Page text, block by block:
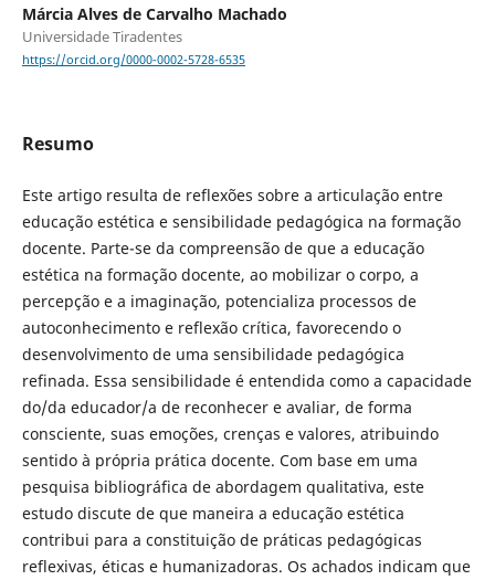
Márcia Alves de Carvalho Machado
Universidade Tiradentes
https://orcid.org/0000-0002-5728-6535
Resumo
Este artigo resulta de reflexões sobre a articulação entre
educação estética e sensibilidade pedagógica na formação
docente. Parte-se da compreensão de que a educação
estética na formação docente, ao mobilizar o corpo, a
percepção e a imaginação, potencializa processos de
autoconhecimento e reflexão crítica, favorecendo o
desenvolvimento de uma sensibilidade pedagógica
refinada. Essa sensibilidade é entendida como a capacidade
do/da educador/a de reconhecer e avaliar, de forma
consciente, suas emoções, crenças e valores, atribuindo
sentido à própria prática docente. Com base em uma
pesquisa bibliográfica de abordagem qualitativa, este
estudo discute de que maneira a educação estética
contribui para a constituição de práticas pedagógicas
reflexivas, éticas e humanizadoras. Os achados indicam que